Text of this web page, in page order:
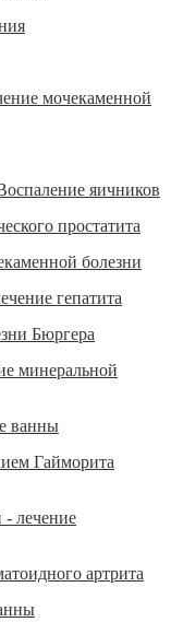
мочекаменной
яичников
простатита
болезни
гепатита
Бюргера
минеральной
ванны
Гайморита
- лечение
артрита